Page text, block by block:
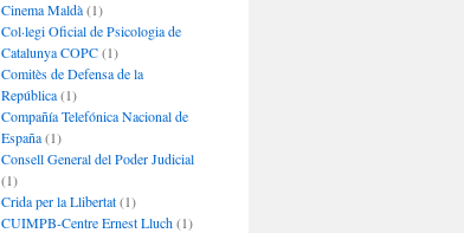
Cinema Maldà(1)
Col·legi Oficial de Psicologia de
Catalunya COPC(1)
Comitès de Defensa de la
República(1)
Compañía Telefónica Nacional de
España(1)
Consell General del Poder Judicial
(1)
Crida per la Llibertat(1)
CUIMPB-Centre Ernest Lluch(1)